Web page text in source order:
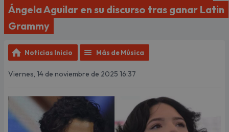
Ángela Aguilar en su discurso tras ganar Latin
Grammy
Noticias Inicio Más de Música
Viernes, 14 de noviembre de 2025 16:37